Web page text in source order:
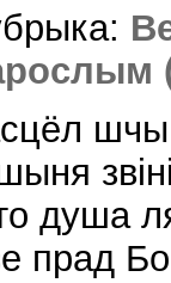
душа
прад